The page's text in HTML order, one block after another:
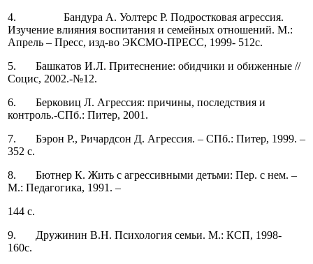
4. Бандура А. Уолтерс Р. Подростковая агрессия.
Изучение влияния воспитания и семейных отношений. М.:
Апрель – Пресс, изд-во ЭКСМО-ПРЕСС, 1999- 512с.
5. Башкатов И.Л. Притеснение: обидчики и обиженные //
Социс, 2002.-№12.
6. Берковиц Л. Агрессия: причины, последствия и
контроль.-СПб.: Питер, 2001.
7. Бэрон Р., Ричардсон Д. Агрессия. – СПб.: Питер, 1999. –
352 с.
8. Бютнер К. Жить с агрессивными детьми: Пер. с нем. –
М.: Педагогика, 1991. –
144 с.
9. Дружинин В.Н. Психология семьи. М.: КСП, 1998-
160с.